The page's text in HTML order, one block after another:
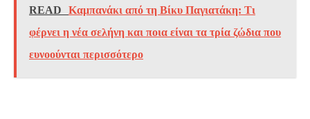
READ
Καμπανάκι από τη Βίκυ Παγιατάκη: Τι
φέρνει η νέα σελήνη και ποια είναι τα τρία ζώδια που
ευνοούνται περισσότερο